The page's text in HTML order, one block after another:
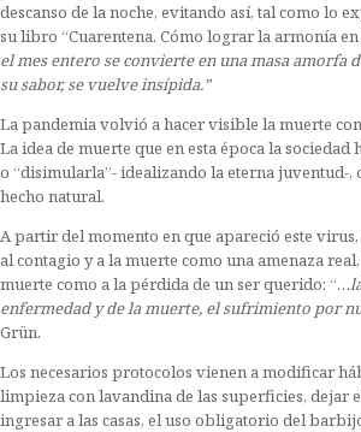
descanso de la noche, evitando así, tal como lo
su libro “Cuarentena. Cómo lograr la armonía en
el mes entero se convierte en una masa amorfa
su sabor, se vuelve insípida.”
La pandemia volvió a hacer visible la muerte
La idea de muerte que en esta época la
o “disimularla”- idealizando la eterna juventud-,
hecho natural.
A partir del momento en que apareció este
al contagio y a la muerte como una amenaza
muerte como a la pérdida de un ser querido: “…
enfermedad y de la muerte, el sufrimiento por
Grün.
Los necesarios protocolos vienen a modificar
limpieza con lavandina de las superficies, dejar
ingresar a las casas, el uso obligatorio del